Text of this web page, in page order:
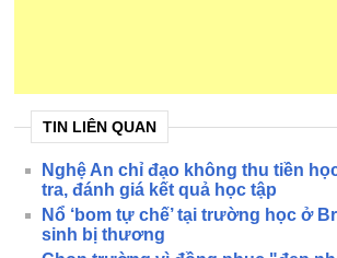
TIN LIÊN QUAN
Nghệ An chỉ đạo không thu tiền
tra, đánh giá kết quả học tập
Nổ ‘bom tự chế’ tại trường học ở
sinh bị thương